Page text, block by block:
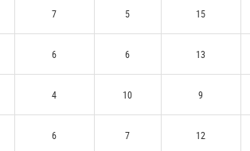
7 5 15
6 6 13
4 10 9
6 7 12